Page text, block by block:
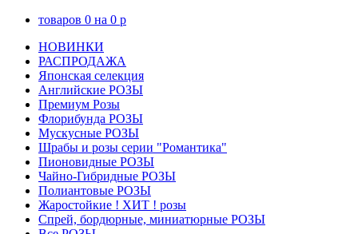
товаров 0 на 0 p
НОВИНКИ
РАСПРОДАЖА
Японская селекция
Английские РОЗЫ
Премиум Розы
Флорибунда РОЗЫ
Мускусные РОЗЫ
Шрабы и розы серии "Романтика"
Пионовидные РОЗЫ
Чайно-Гибридные РОЗЫ
Полиантовые РОЗЫ
Жаростойкие ! ХИТ ! розы
Спрей, бордюрные, миниатюрные РОЗЫ